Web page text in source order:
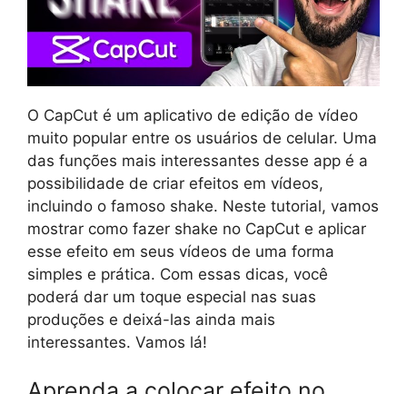
O CapCut é um aplicativo de edição de vídeo
muito popular entre os usuários de celular. Uma
das funções mais interessantes desse app é a
possibilidade de criar efeitos em vídeos,
incluindo o famoso shake. Neste tutorial, vamos
mostrar como fazer shake no CapCut e aplicar
esse efeito em seus vídeos de uma forma
simples e prática. Com essas dicas, você
poderá dar um toque especial nas suas
produções e deixá-las ainda mais
interessantes. Vamos lá!